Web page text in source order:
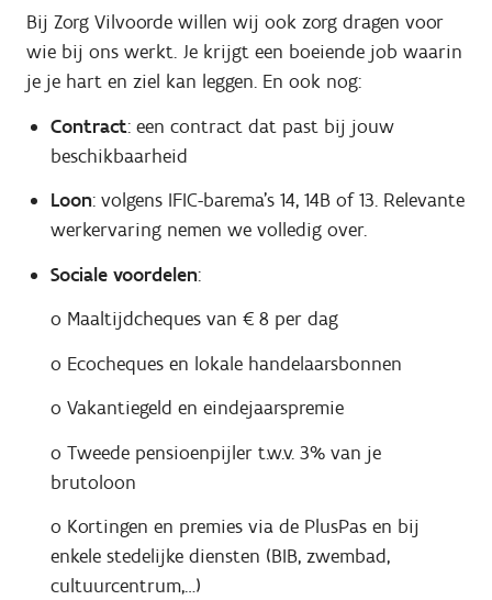
Bij Zorg Vilvoorde willen wij ook zorg dragen voor
wie bij ons werkt. Je krijgt een boeiende job waarin
je je hart en ziel kan leggen. En ook nog:
Contract: een contract dat past bij jouw
beschikbaarheid
Loon: volgens IFIC-barema's 14, 14B of 13. Relevante
werkervaring nemen we volledig over.
Sociale voordelen:
o Maaltijdcheques van € 8 per dag
o Ecocheques en lokale handelaarsbonnen
o Vakantiegeld en eindejaarspremie
o Tweede pensioenpijler t.w.v. 3% van je
brutoloon
o Kortingen en premies via de PlusPas en bij
enkele stedelijke diensten (BIB, zwembad,
cultuurcentrum,…)